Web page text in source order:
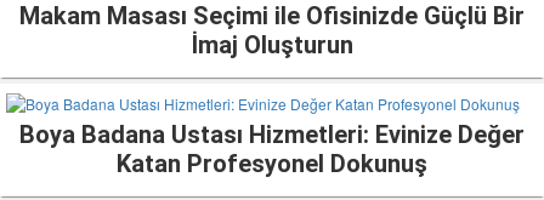
Makam Masası Seçimi ile Ofisinizde Güçlü Bir
İmaj Oluşturun
Boya Badana Ustası Hizmetleri: Evinize Değer
Katan Profesyonel Dokunuş